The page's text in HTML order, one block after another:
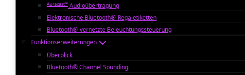
Auracast™ Audioübertragung
Elektronische Bluetooth®-Regaletiketten
Bluetooth®-vernetzte Beleuchtungssteuerung
Funktionserweiterungen
Überblick
Bluetooth® Channel Sounding